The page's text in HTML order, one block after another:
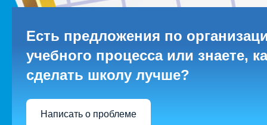
Есть предложения по
учебного процесса или знаете,
сделать школу лучше?
Написать о проблеме